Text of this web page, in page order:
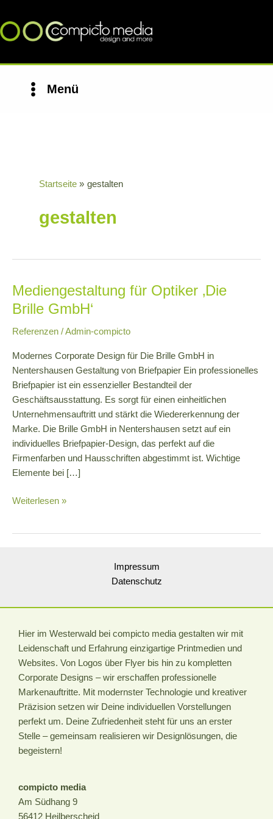
Inhalt
springen
Main
Menü
Startseite gestalten
gestalten
Mediengestaltung für Optiker ‚Die
Brille GmbH‘
Referenzen /Admin-compicto
Modernes Corporate Design für Die Brille GmbH in
Nentershausen Gestaltung von Briefpapier Ein professionelles
Briefpapier ist ein essenzieller Bestandteil der
Geschäftsausstattung. Es sorgt für einen einheitlichen
Unternehmensauftritt und stärkt die Wiedererkennung der
Marke. Die Brille GmbH in Nentershausen setzt auf ein
individuelles Briefpapier-Design, das perfekt auf die
Firmenfarben und Hausschriften abgestimmt ist. Wichtige
Elemente bei […]
Mediengestaltung
Weiterlesen »
Impressum
Datenschutz
Hier im Westerwald bei compicto media gestalten wir mit
Leidenschaft und Erfahrung einzigartige Printmedien und
Websites. Von Logos über Flyer bis hin zu kompletten
Corporate Designs – wir erschaffen professionelle
Markenauftritte. Mit modernster Technologie und kreativer
Präzision setzen wir Deine individuellen Vorstellungen
perfekt um. Deine Zufriedenheit steht für uns an erster
Stelle – gemeinsam realisieren wir Designlösungen, die
begeistern!
compicto media
Am Südhang 9
56412 Heilberscheid